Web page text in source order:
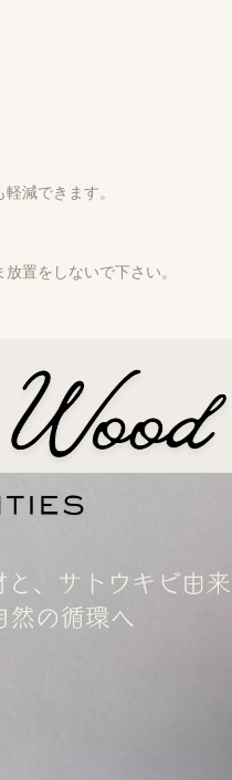
減できます。
置をしないで下さい。